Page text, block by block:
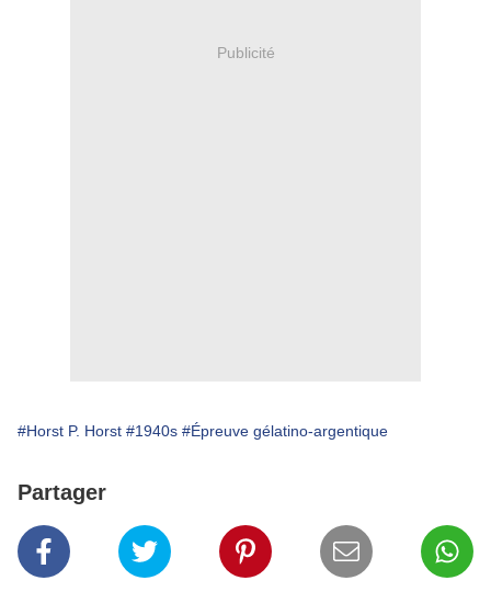
Publicité
#Horst P. Horst #1940s #Épreuve gélatino-argentique
Partager